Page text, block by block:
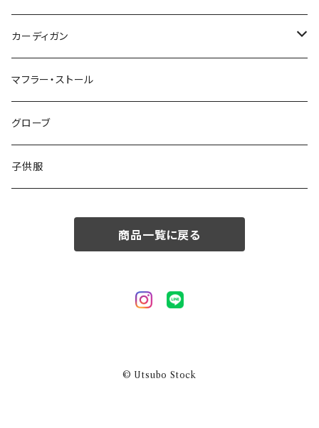
50/XL～
48/L
50/XL～
46/M
48/L
50/XL～
～44/S
46/M
48/L
50/XL～
カーディガン
～44/S
46/M
48/L
マフラー・ストール
グローブ
子供服
商品一覧に戻る
© Utsubo Stock